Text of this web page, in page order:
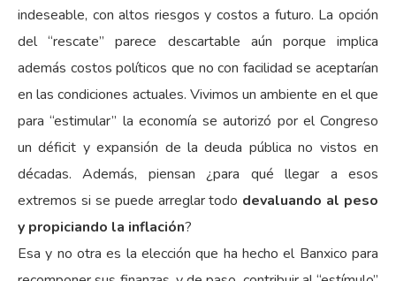
indeseable, con altos riesgos y costos a futuro. La opción
del “rescate” parece descartable aún porque implica
además costos políticos que no con facilidad se aceptarían
en las condiciones actuales. Vivimos un ambiente en el que
para “estimular” la economía se autorizó por el Congreso
un déficit y expansión de la deuda pública no vistos en
décadas. Además, piensan ¿para qué llegar a esos
extremos si se puede arreglar todo devaluando al peso
y propiciando la inflación?
Esa y no otra es la elección que ha hecho el Banxico para